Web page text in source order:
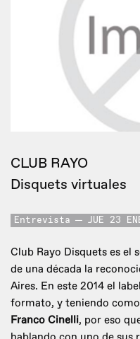
CLUB RAYO
Disquets virtuales
Entrevista JUE 23
Club Rayo Disquets es el
de una década la
Aires. En este 2014 el
formato, y teniendo
Franco Cinelli, por eso